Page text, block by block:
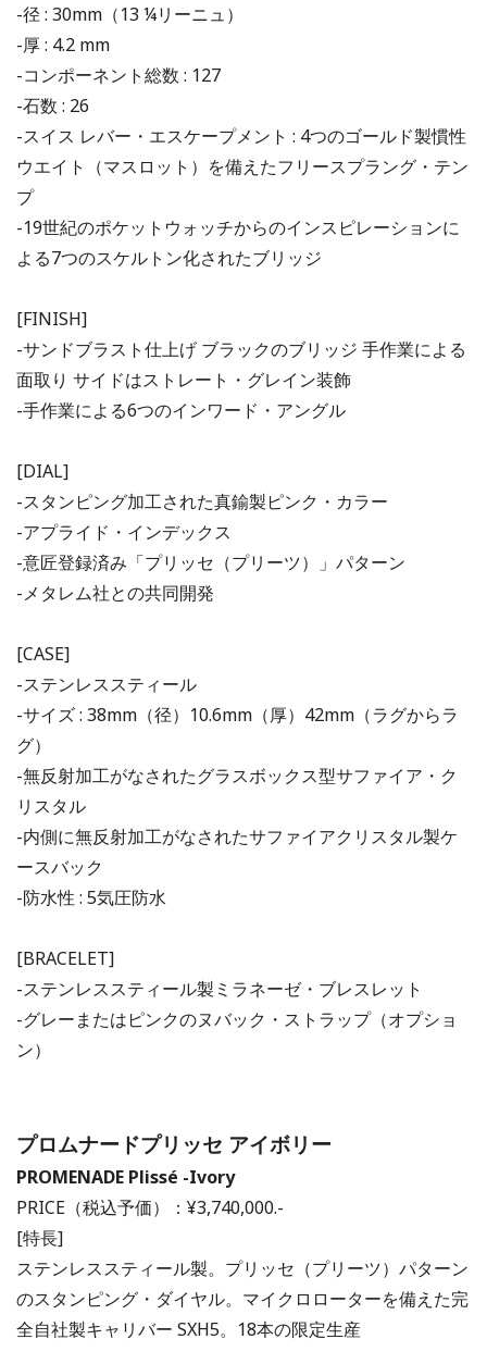
-径 : 30mm（13 ¼リーニュ）
-厚 : 4.2 mm
-コンポーネント総数 : 127
-石数 : 26
-スイス レバー・エスケープメント : 4つのゴールド製慣性
ウエイト（マスロット）を備えたフリースプラング・テン
プ
-19世紀のポケットウォッチからのインスピレーションに
よる7つのスケルトン化されたブリッジ
[FINISH]
-サンドブラスト仕上げ ブラックのブリッジ 手作業による
面取り サイドはストレート・グレイン装飾
-手作業による6つのインワード・アングル
[DIAL]
-スタンピング加工された真鍮製ピンク・カラー
-アプライド・インデックス
-意匠登録済み「プリッセ（プリーツ）」パターン
-メタレム社との共同開発
[CASE]
-ステンレススティール
-サイズ : 38mm（径）10.6mm（厚）42mm（ラグからラ
グ）
-無反射加工がなされたグラスボックス型サファイア・ク
リスタル
-内側に無反射加工がなされたサファイアクリスタル製ケ
ースバック
-防水性 : 5気圧防水
[BRACELET]
-ステンレススティール製ミラネーゼ・ブレスレット
-グレーまたはピンクのヌバック・ストラップ（オプショ
ン）
プロムナードプリッセ アイボリー
PROMENADE Plissé -Ivory
PRICE（税込予価）：¥3,740,000.-
[特長]
ステンレススティール製。プリッセ（プリーツ）パターン
のスタンピング・ダイヤル。マイクロローターを備えた完
全自社製キャリバー SXH5。18本の限定生産